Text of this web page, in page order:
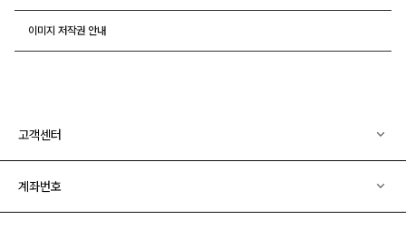
이미지 저작권 안내
고객센터
계좌번호